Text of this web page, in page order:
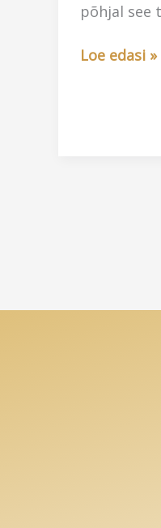
põhjal see
Uneuudised-
Loe edasi »